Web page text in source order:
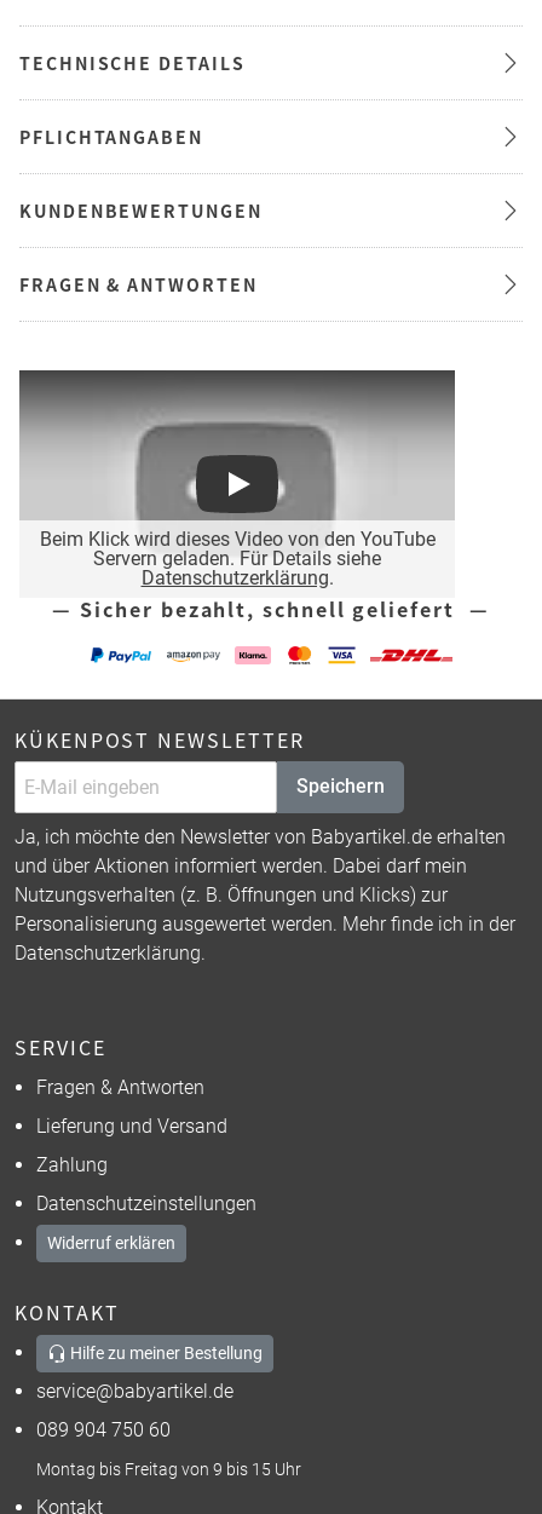
TECHNISCHE DETAILS
PFLICHTANGABEN
KUNDENBEWERTUNGEN
FRAGEN & ANTWORTEN
Beim Klick wird dieses Video von den YouTube
Servern geladen. Für Details siehe
Datenschutzerklärung.
Play
— Sicher bezahlt, schnell geliefert —
KÜKENPOST NEWSLETTER
Speichern
Ja, ich möchte den Newsletter von Babyartikel.de erhalten
und über Aktionen informiert werden. Dabei darf mein
Nutzungsverhalten (z. B. Öffnungen und Klicks) zur
Personalisierung ausgewertet werden. Mehr finde ich in der
Datenschutzerklärung.
SERVICE
Fragen & Antworten
Lieferung und Versand
Zahlung
Datenschutzeinstellungen
Widerruf erklären
KONTAKT
Hilfe zu meiner Bestellung
service@babyartikel.de
089 904 750 60
Montag bis Freitag von 9 bis 15 Uhr
Kontakt